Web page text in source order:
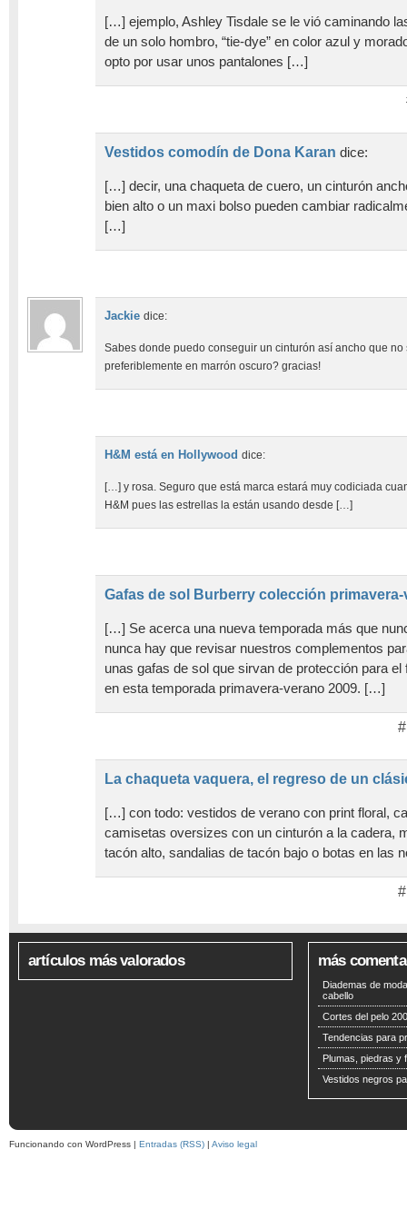
[…] ejemplo, Ashley Tisdale se le vió caminando
de un solo hombro, “tie-dye” en color azul y
opto por usar unos pantalones […]
Vestidos comodín de Dona Karan dice:
[…] decir, una chaqueta de cuero, un cinturón
bien alto o un maxi bolso pueden cambiar
[…]
Jackie dice:
Sabes donde puedo conseguir un cinturón así ancho que no
preferiblemente en marrón oscuro? gracias!
H&M está en Hollywood dice:
[…] y rosa. Seguro que está marca estará muy codiciada
H&M pues las estrellas la están usando desde […]
Gafas de sol Burberry colección primavera-
[…] Se acerca una nueva temporada más que
nunca hay que revisar nuestros complementos
unas gafas de sol que sirvan de protección para
en esta temporada primavera-verano 2009. […]
La chaqueta vaquera, el regreso de un
[…] con todo: vestidos de verano con print floral,
camisetas oversizes con un cinturón a la cadera,
tacón alto, sandalias de tacón bajo o botas en las
artículos más valorados más
Diademas de
cabello
Cortes del pelo
Tendencias para
Plumas, piedras y
Vestidos negros
Funcionando con WordPress | Entradas (RSS) | Aviso legal